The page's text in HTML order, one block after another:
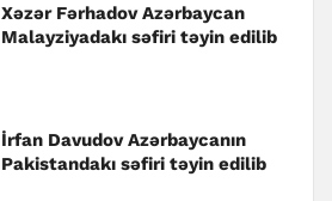
Xəzər Fərhadov Azərbaycan
Malayziyadakı səfiri təyin edilib
İrfan Davudov Azərbaycanın
Pakistandakı səfiri təyin edilib